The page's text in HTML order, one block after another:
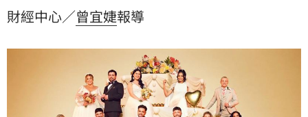
制與受害者保護措施的強烈質疑，國會議員更痛批製作
度傷害。
財經中心／曾宜婕報導